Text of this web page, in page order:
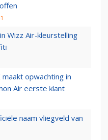
Wizz Air-kleurstelling
opwachting in
Air eerste klant
naam vliegveld van